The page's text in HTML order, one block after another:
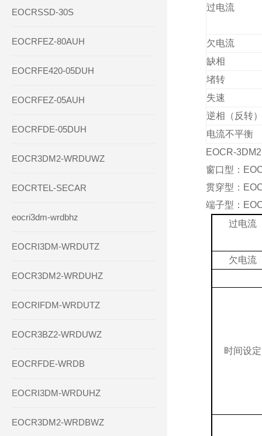
EOCRSSD-30S
EOCRFEZ-80AUH
EOCRFE420-05DUH
EOCRFEZ-05AUH
EOCRFDE-05DUH
EOCR3DM2-WRDUWZ
EOCRTEL-SECAR
eocri3dm-wrdbhz
EOCRI3DM-WRDUTZ
EOCR3DM2-WRDUHZ
EOCRIFDM-WRDUTZ
EOCR3BZ2-WRDUWZ
EOCRFDE-WRDB
EOCRI3DM-WRDUHZ
EOCR3DM2-WRDBWZ
过电流
欠电流
缺相
堵转
失速
逆相（反转）
电流不平衡
EOCR-
窗口型：
贯穿型：
端子型：
过电流
欠电流
时间设定